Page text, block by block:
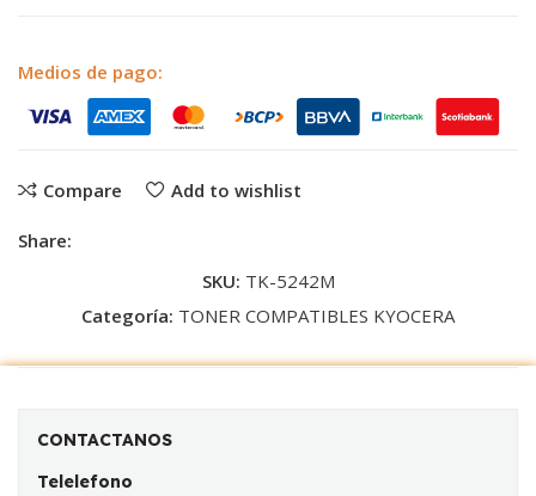
Medios de pago:
Compare Add to wishlist
Share:
SKU: TK-5242M
Categoría: TONER COMPATIBLES KYOCERA
CONTACTANOS
Telelefono